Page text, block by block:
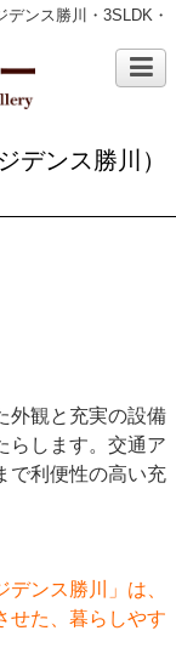
ンス勝川・3SLDK・
デンス勝川）
外観と充実の設備
らします。交通ア
で利便性の高い充
ンス勝川」は、
せた、暮らしやす